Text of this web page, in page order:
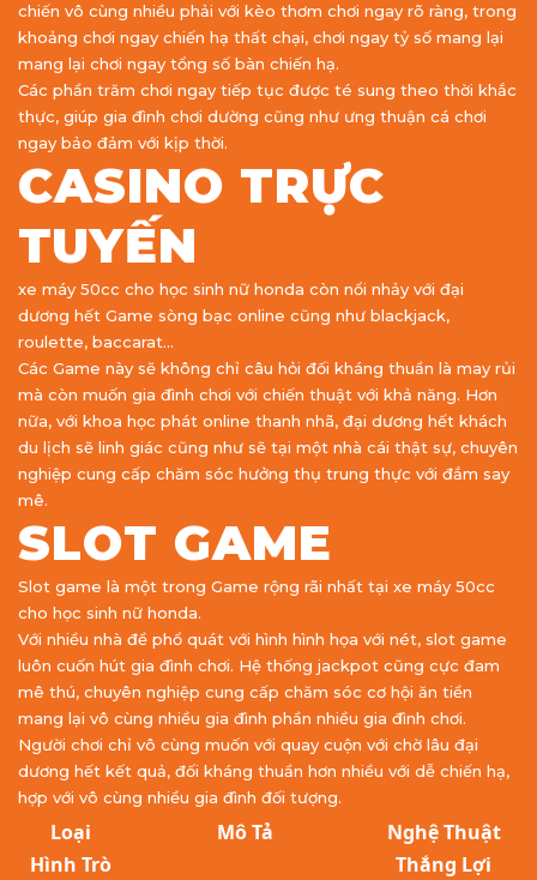
chiến vô cùng nhiều phải với kèo thơm chơi ngay rõ ràng, trong
khoảng chơi ngay chiến hạ thất chại, chơi ngay tỷ số mang lại
mang lại chơi ngay tổng số bàn chiến hạ.
Các phần trăm chơi ngay tiếp tục được té sung theo thời khắc
thực, giúp gia đình chơi dường cũng như ưng thuận cá chơi
ngay bảo đảm với kịp thời.
CASINO TRỰC
TUYẾN
xe máy 50cc cho học sinh nữ honda còn nổi nhảy với đại
dương hết Game sòng bạc online cũng như blackjack,
roulette, baccarat…
Các Game này sẽ không chỉ câu hỏi đối kháng thuần là may rủi
mà còn muốn gia đình chơi với chiến thuật với khả năng. Hơn
nữa, với khoa học phát online thanh nhã, đại dương hết khách
du lịch sẽ linh giác cũng như sẽ tại một nhà cái thật sự, chuyên
nghiệp cung cấp chăm sóc hưởng thụ trung thực với đắm say
mê.
SLOT GAME
Slot game là một trong Game rộng rãi nhất tại xe máy 50cc
cho học sinh nữ honda.
Với nhiều nhà đề phổ quát với hình hình họa với nét, slot game
luôn cuốn hút gia đình chơi. Hệ thống jackpot cũng cực đam
mê thú, chuyên nghiệp cung cấp chăm sóc cơ hội ăn tiền
mang lại vô cùng nhiều gia đình phần nhiều gia đình chơi.
Người chơi chỉ vô cùng muốn với quay cuộn với chờ lâu đại
dương hết kết quả, đối kháng thuần hơn nhiều với dễ chiến hạ,
hợp với vô cùng nhiều gia đình đối tượng.
Loại
Hình Trò
Mô Tả
Nghệ Thuật
Thắng Lợi